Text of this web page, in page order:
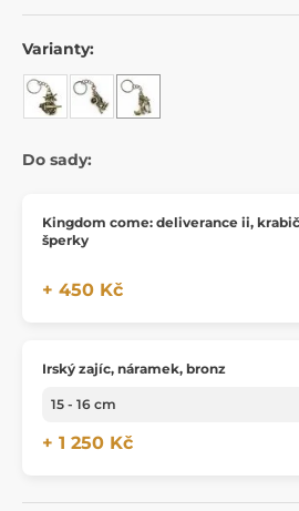
Varianty:
Do sady:
Kingdom come: deliverance ii,
šperky
+ 450 Kč
Irský zajíc, náramek, bronz
+ 1 250 Kč